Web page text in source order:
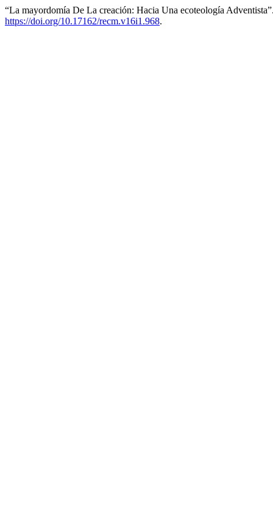
“La mayordomía De La creación: Hacia Una ecoteología
https://doi.org/10.17162/recm.v16i1.968.